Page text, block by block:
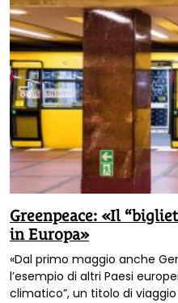
Greenpeace: «Il
in Europa»
«Dal primo maggio anche
l’esempio di altri Paesi
climatico”, un titolo di